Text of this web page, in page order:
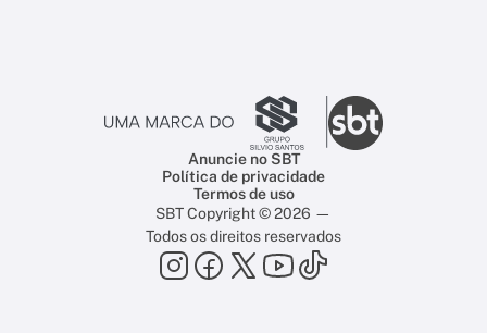
Anuncie no SBT
Política de privacidade
Termos de uso
SBT Copyright © 2026 —
Todos os direitos reservados